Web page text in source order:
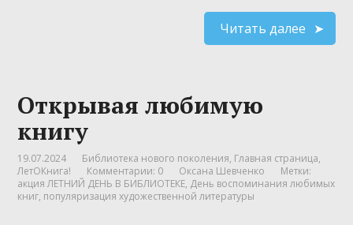
Читать далее
Открывая любимую
книгу
19.07.2024 Библиотека нового поколения, Главная страница,
ЛетОКнига!
Комментарии: 0 Оксана Шевченко
Метки:
акция ЛЕТНИЙ ДЕНЬ В БИБЛИОТЕКЕ, День воспоминания любимых
книг, популяризация художественной литературы